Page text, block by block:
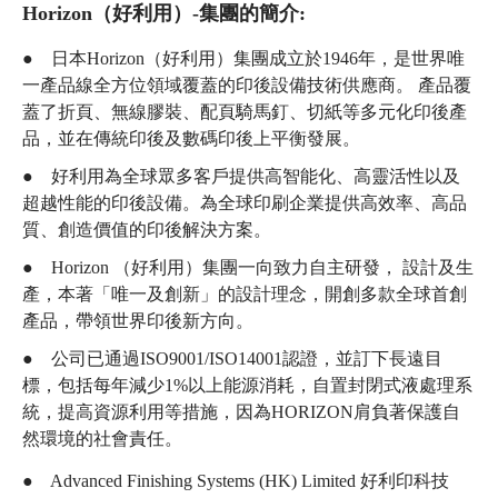
Horizon（好利用）-集團的簡介:
● 日本Horizon（好利用）集團成立於1946年，是世界唯
一產品線全方位領域覆蓋的印後設備技術供應商。 產品覆
蓋了折頁、無線膠裝、配頁騎馬釘、切紙等多元化印後產
品，並在傳統印後及數碼印後上平衡發展。
● 好利用為全球眾多客戶提供高智能化、高靈活性以及
超越性能的印後設備。為全球印刷企業提供高效率、高品
質、創造價值的印後解決方案。
● Horizon （好利用）集團一向致力自主研發， 設計及生
產，本著「唯一及創新」的設計理念，開創多款全球首創
產品，帶領世界印後新方向。
● 公司已通過ISO9001/ISO14001認證，並訂下長遠目
標，包括每年減少1%以上能源消耗，自置封閉式液處理系
統，提高資源利用等措施，因為HORIZON肩負著保護自
然環境的社會責任。
● Advanced Finishing Systems (HK) Limited 好利印科技